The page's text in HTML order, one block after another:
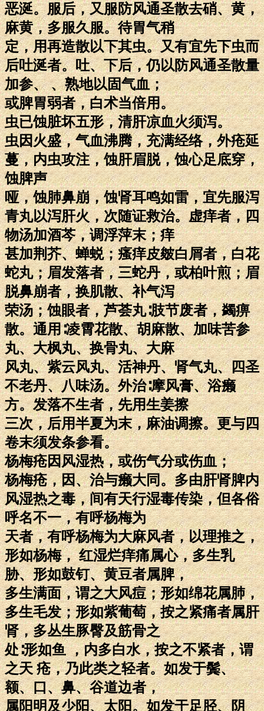
恶涎。服后，又服防风通圣散去硝、黄，
麻黄，多服久服。待胃气稍
定，用再造散以下其虫。又有宜先下虫而
后吐涎者。吐、下后，仍以防风通圣散量
加参、 、熟地以固气血；
或脾胃弱者，白术当倍用。
虫已蚀脏坏五形，清肝凉血火须泻。
虫因火盛，气血沸腾，充满经络，外疮延
蔓，内虫攻注，蚀肝眉脱，蚀心足底穿，
蚀脾声
哑，蚀肺鼻崩，蚀肾耳鸣如雷，宜先服泻
青丸以泻肝火，次随证救治。虚痒者，四
物汤加酒芩，调浮萍末；痒
甚加荆芥、蝉蜕；瘙痒皮皴白屑者，白花
蛇丸；眉发落者，三蛇丹，或柏叶煎；眉
脱鼻崩者，换肌散、补气泻
荣汤；蚀眼者，芦荟丸∶肢节废者，蠲痹
散。通用∶凌霄花散、胡麻散、加味苦参
丸、大枫丸、换骨丸、大麻
风丸、紫云风丸、活神丹、肾气丸、四圣
不老丹、八味汤。外治∶摩风膏、浴癞
方。发落不生者，先用生姜擦
三次，后用半夏为末，麻油调擦。更与四
卷末须发条参看。
杨梅疮因风湿热，或伤气分或伤血；
杨梅疮，因、治与癞大同。多由肝肾脾内
风湿热之毒，间有天行湿毒传染，但各俗
呼名不一，有呼杨梅为
天者，有呼杨梅为大麻风者，以理推之，
形如杨梅， 红湿烂痒痛属心，多生乳
胁、形如鼓钉、黄豆者属脾，
多生满面，谓之大风痘；形如绵花属肺，
多生毛发；形如紫葡萄，按之紧痛者属肝
肾，多丛生豚臀及筋骨之
处∶形如鱼 ，内多白水，按之不紧者，谓
之天 疮，乃此类之轻者。如发于鬓、
额、口、鼻、谷道边者，
属阳明及少阳、太阳。如发于足胫、阴